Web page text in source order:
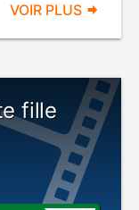
VOIR PLUS
fille